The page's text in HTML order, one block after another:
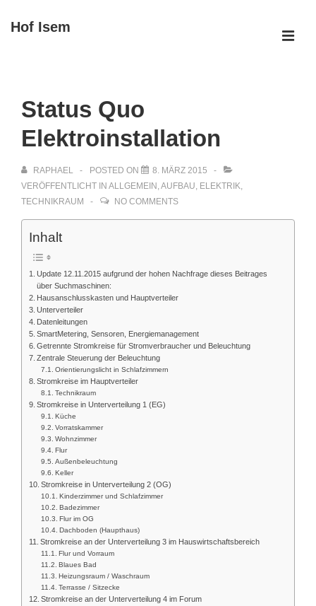
ZumHof Isem
Status Quo
Elektroinstallation
RAPHAEL POSTED ON
8. MÄRZ 2015
VERÖFFENTLICHT IN ALLGEMEIN ,AUFBAU, ELEKTRIK,
TECHNIKRAUM
NO COMMENTS
Inhalt
Update 12.11.2015 aufgrund der hohen Nachfrage dieses Beitrages
über Suchmaschinen:
Hausanschlusskasten und Hauptverteiler
Unterverteiler
Datenleitungen
SmartMetering, Sensoren, Energiemanagement
Getrennte Stromkreise für Stromverbraucher und Beleuchtung
Zentrale Steuerung der Beleuchtung
Orientierungslicht in Schlafzimmern
Stromkreise im Hauptverteiler
Technikraum
Stromkreise in Unterverteilung 1 (EG)
Küche
Vorratskammer
Wohnzimmer
Flur
Außenbeleuchtung
Keller
Stromkreise in Unterverteilung 2 (OG)
Kinderzimmer und Schlafzimmer
Badezimmer
Flur im OG
Dachboden (Haupthaus)
Stromkreise an der Unterverteilung 3 im Hauswirtschaftsbereich
Flur und Vorraum
Blaues Bad
Heizungsraum / Waschraum
Terrasse / Sitzecke
Stromkreise an der Unterverteilung 4 im Forum